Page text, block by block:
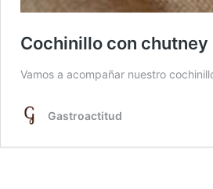
Cochinillo con
Vamos a acompañar nuestro
Gastroactitud